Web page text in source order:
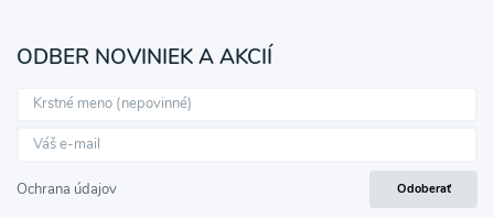
ODBER NOVINIEK A AKCIÍ
Ochrana údajov Odoberať